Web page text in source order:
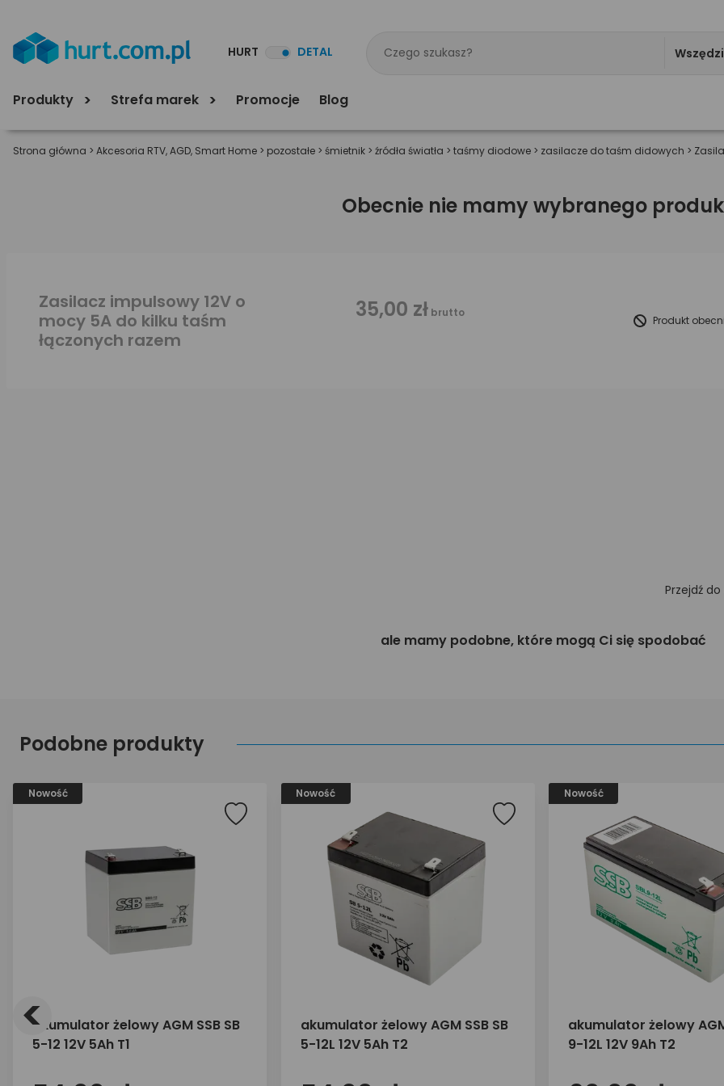
HURT DETAL
Produkty Strefa marek Promocje Blog
Strona główna > Akcesoria RTV, AGD, Smart Home > pozostałe > śmietnik > źródła światła > taśmy diodowe > zasilacze do taśm didowych >
Obecnie nie mamy wybranego
Zasilacz impulsowy 12V o
mocy 5A do kilku taśm
łączonych razem
35,00 zł brutto
Produkt
Przejdź do
ale mamy podobne, które mogą Ci się spodobać
Podobne produkty
Nowość
akumulator żelowy AGM SSB SB
5-12 12V 5Ah T1
Nowość
akumulator żelowy AGM SSB SB
5-12L 12V 5Ah T2
Nowość
akumulator żelowy AGM
9-12L 12V 9Ah T2
<